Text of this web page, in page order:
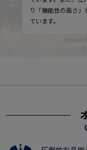
り「機能性の高さ
ています。